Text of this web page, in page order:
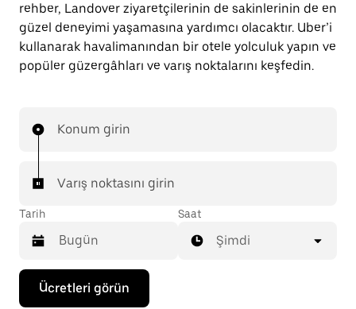
rehber, Landover ziyaretçilerinin de sakinlerinin de en
güzel deneyimi yaşamasına yardımcı olacaktır. Uber’i
kullanarak havalimanından bir otele yolculuk yapın ve
popüler güzergâhları ve varış noktalarını keşfedin.
Konum girin
Varış noktasını girin
Tarih
Takvimle
etkileşime
Saat
Şimdi
Ücretleri görün